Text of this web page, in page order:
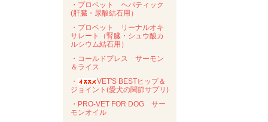
・プロベット ヘパティック
(肝臓・尿酸結石用）
・プロベット リーナルオキ
サレート（腎臓・シュウ酸カ
ルシウム結石用）
・コールドプレス サーモン
＆ライス
・
VET'S BESTヒップ＆
ジョイント(愛犬の関節サプリ)
・PRO-VET FOR DOG サー
モンオイル